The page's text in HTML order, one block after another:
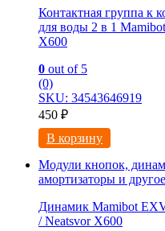
Контактная группа к
для воды 2 в 1
X600
0 out of 5
(0)
SKU: 34543646919
450 ₽
В корзину
Модули кнопок,
амортизаторы и
Динамик Mamibot
/ Neatsvor X600